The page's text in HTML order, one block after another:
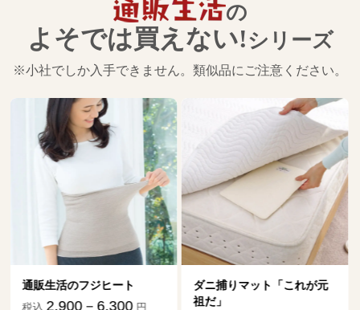
の
よそでは買えない!シリーズ
※小社でしか入手できません。類似品にご注意ください。
ダニ捕りマット「これが元
祖だ」
UVカットシルクパウダー
「黄金まゆの絹粉」